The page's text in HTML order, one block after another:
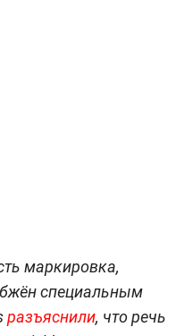
маркировка,
специальным
разъяснили, что речь